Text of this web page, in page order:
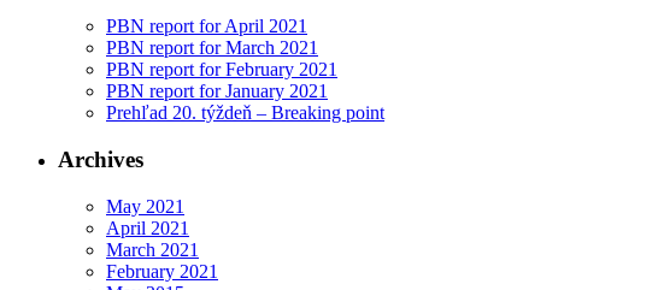
PBN report for April 2021
PBN report for March 2021
PBN report for February 2021
PBN report for January 2021
Prehľad 20. týždeň – Breaking point
Archives
May 2021
April 2021
March 2021
February 2021